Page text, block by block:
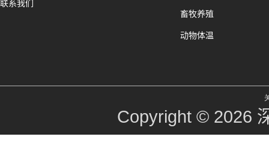
联系我们
畜牧养殖
动物体温
Copyright © 2026